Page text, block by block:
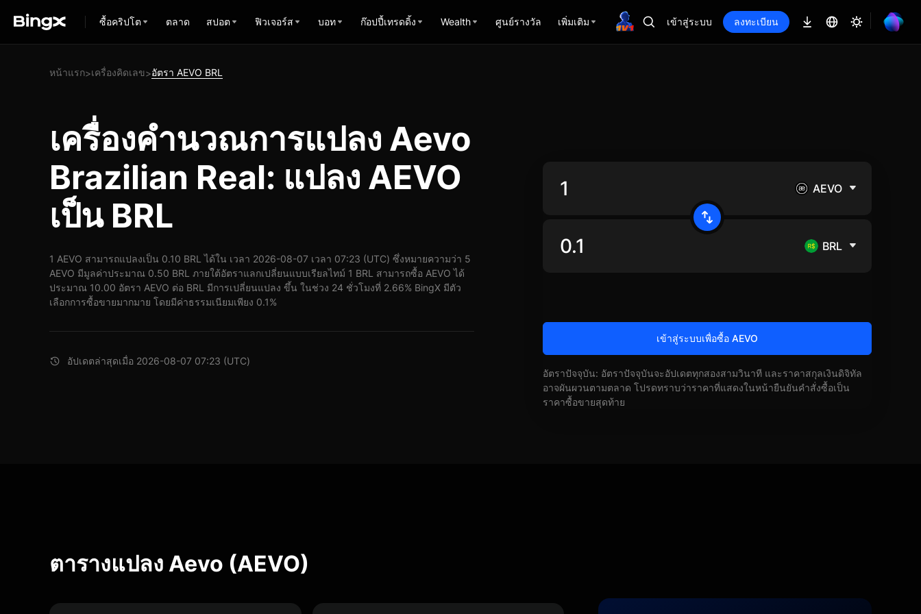
ซื้อคริปโต ตลาด สปอต ฟิวเจอร์ส บอท ก๊อปปี้เทรดดิ้ง Wealth ศูนย์รางวัล เพิ่มเติม เข้าสู่ระบบ ลงทะเบียน
หน้าแรก>เครื่องคิดเลข>อัตรา AEVO BRL
เครื่องคำนวณการแปลง Aevo
Brazilian Real: แปลง AEVO
เป็น BRL
1 AEVO สามารถแปลงเป็น 0.10 BRL ได้ใน เวลา 2026-08-07 เวลา 07:23 (UTC) ซึ่งหมายความว่า 5
AEVO มีมูลค่าประมาณ 0.50 BRL ภายใต้อัตราแลกเปลี่ยนแบบเรียลไทม์ 1 BRL สามารถซื้อ AEVO ได้
ประมาณ 10.00 อัตรา AEVO ต่อ BRL มีการเปลี่ยนแปลง ขึ้น ในช่วง 24 ชั่วโมงที่ 2.66% BingX มีตัว
เลือกการซื้อขายมากมาย โดยมีค่าธรรมเนียมเพียง 0.1%
อัปเดตล่าสุดเมื่อ 2026-08-07 07:23 (UTC)
AEVO
BRL
เข้าสู่ระบบเพื่อซื้อ AEVO
อัตราปัจจุบัน: อัตราปัจจุบันจะอัปเดตทุกสองสามวินาที และราคาสกุลเงินดิจิทัล
อาจผันผวนตามตลาด โปรดทราบว่าราคาที่แสดงในหน้ายืนยันคำสั่งซื้อเป็น
ราคาซื้อขายสุดท้าย
ตารางแปลง Aevo (AEVO)